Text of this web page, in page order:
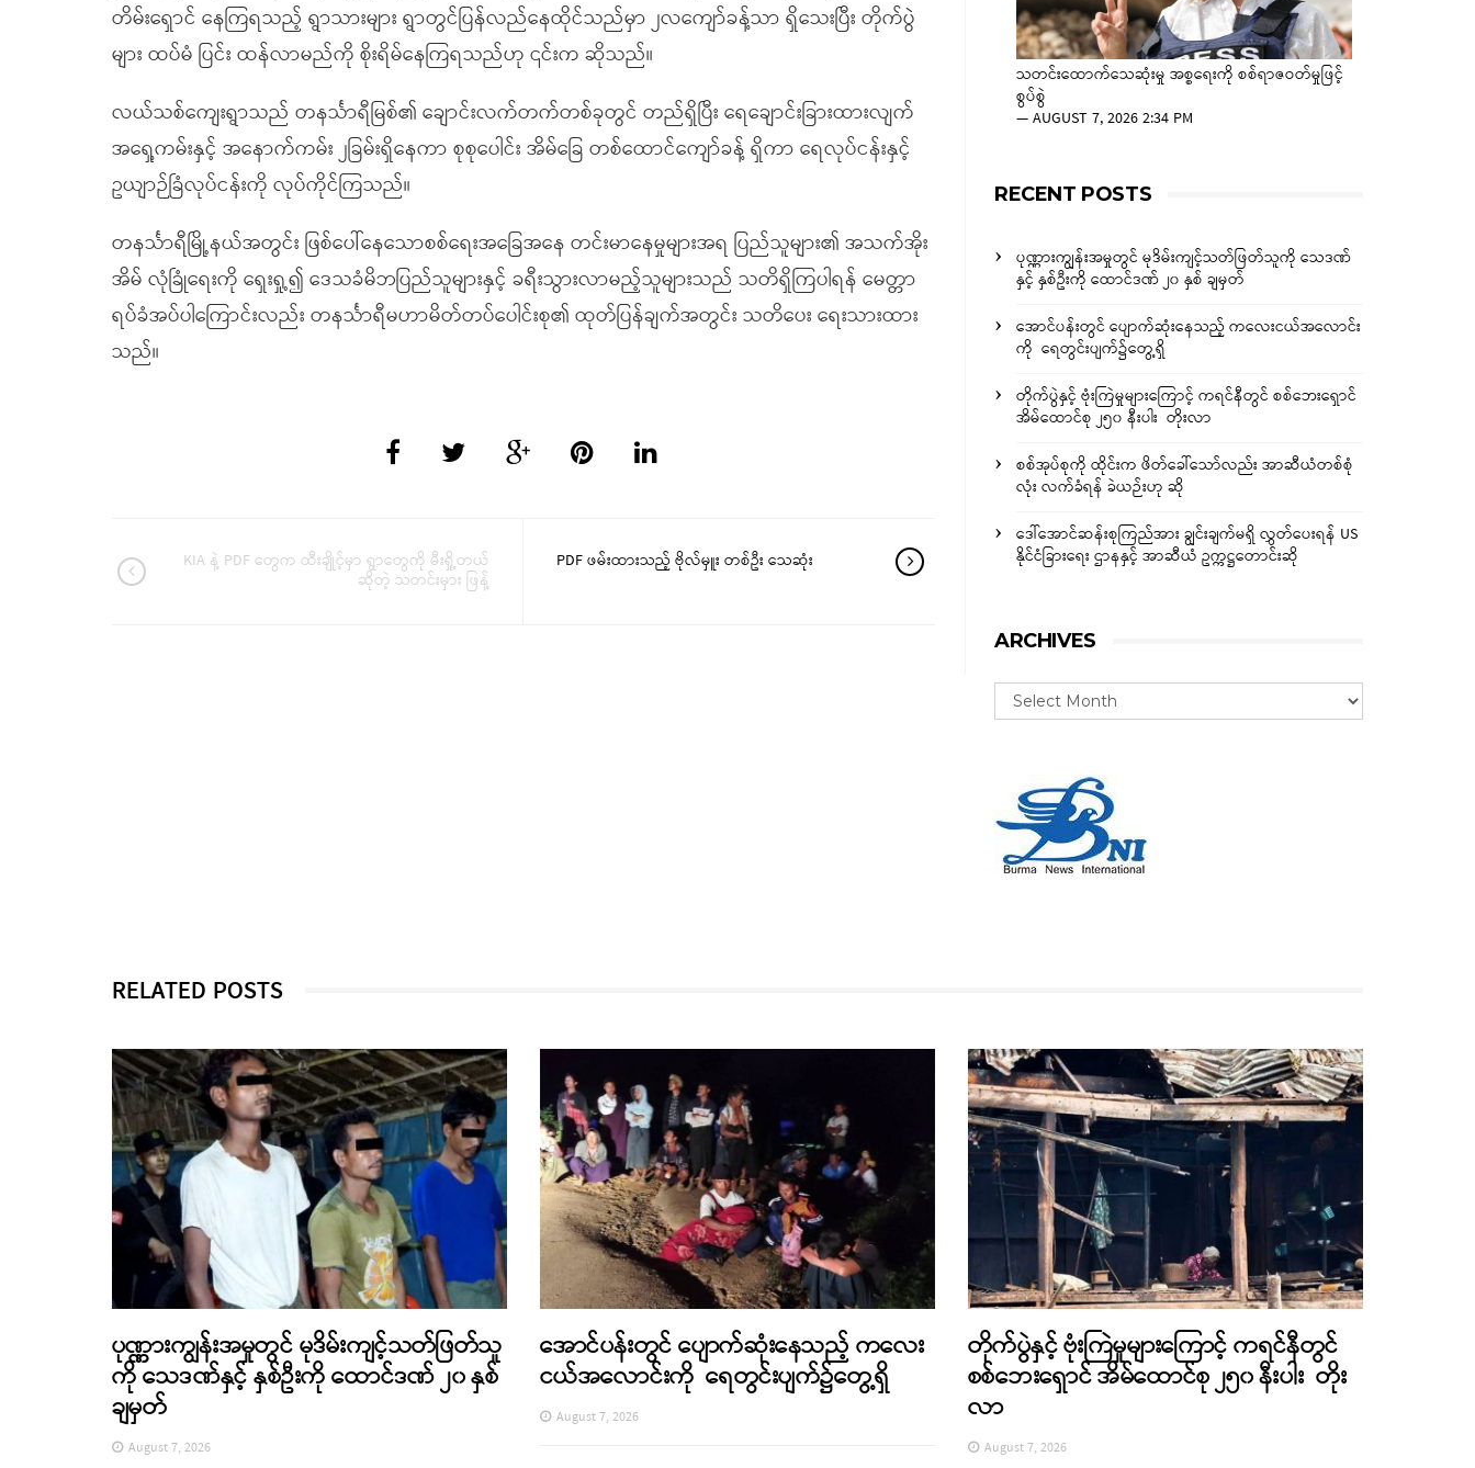
တိမ်းရှောင် နေကြရသည့် ရွာသားများ ရွာတွင်ပြန်လည်နေထိုင်သည်မှာ ၂လကျော်ခန့်သာ ရှိသေးပြီး တိုက်ပွဲ
များ ထပ်မံ ပြင်း ထန်လာမည်ကို စိုးရိမ်နေကြရသည်ဟု ၎င်းက ဆိုသည်။
လယ်သစ်ကျေးရွာသည် တနင်္သာရီမြစ်၏ ချောင်းလက်တက်တစ်ခုတွင် တည်ရှိပြီး ရေချောင်းခြားထားလျက်
အရှေ့ကမ်းနှင့် အနောက်ကမ်း ၂ခြမ်းရှိနေကာ စုစုပေါင်း အိမ်ခြေ တစ်ထောင်ကျော်ခန့် ရှိကာ ရေလုပ်ငန်းနှင့်
ဥယျာဉ်ခြံလုပ်ငန်းကို လုပ်ကိုင်ကြသည်။
တနင်္သာရီမြို့နယ်အတွင်း ဖြစ်ပေါ်နေသောစစ်ရေးအခြေအနေ တင်းမာနေမှုများအရ ပြည်သူများ၏ အသက်အိုး
အိမ် လုံခြုံရေးကို ရှေးရှု့၍ ဒေသခံမိဘပြည်သူများနှင့် ခရီးသွားလာမည့်သူများသည် သတိရှိကြပါရန် မေတ္တာ
ရပ်ခံအပ်ပါကြောင်းလည်း တနင်္သာရီမဟာမိတ်တပ်ပေါင်းစု၏ ထုတ်ပြန်ချက်အတွင်း သတိပေး ရေးသားထား
သည်။
KIA နဲ့ PDF တွေက ထီးချိုင့်မှာ ရွာတွေကို မီးရှို့တယ်
ဆိုတဲ့ သတင်းမှား ဖြန့်
PDF ဖမ်းထားသည့် ဗိုလ်မှူး တစ်ဦး သေဆုံး
သတင်းထောက်သေဆုံးမှု အစ္စရေးကို စစ်ရာဇဝတ်မှုဖြင့်
စွပ်စွဲ
—AUGUST 7, 2026 2:34 PM
RECENT POSTS
ပုဏ္ဏားကျွန်းအမှုတွင် မုဒိမ်းကျင့်သတ်ဖြတ်သူကို သေဒဏ်
နှင့် နှစ်ဦးကို ထောင်ဒဏ် ၂၀ နှစ် ချမှတ်
အောင်ပန်းတွင် ပျောက်ဆုံးနေသည့် ကလေးငယ်အလောင်း
ကို ရေတွင်းပျက်၌တွေ့ရှိ
တိုက်ပွဲနှင့် ဗုံးကြဲမှုများကြောင့် ကရင်နီတွင် စစ်ဘေးရှောင်
အိမ်ထောင်စု ၂၅၀ နီးပါး တိုးလာ
စစ်အုပ်စုကို ထိုင်းက ဖိတ်ခေါ်သော်လည်း အာဆီယံတစ်စုံ
လုံး လက်ခံရန် ခဲယဉ်းဟု ဆို
ဒေါ်အောင်ဆန်းစုကြည်အား ချွင်းချက်မရှိ လွှတ်ပေးရန် US
နိုင်ငံခြားရေး ဌာနနှင့် အာဆီယံ ဥက္ကဋ္ဌတောင်းဆို
ARCHIVES
RELATED POSTS
ပုဏ္ဏားကျွန်းအမှုတွင် မုဒိမ်းကျင့်သတ်ဖြတ်သူ
ကို သေဒဏ်နှင့် နှစ်ဦးကို ထောင်ဒဏ် ၂၀ နှစ်
ချမှတ်
August 7, 2026
အောင်ပန်းတွင် ပျောက်ဆုံးနေသည့် ကလေး
ငယ်အလောင်းကို ရေတွင်းပျက်၌တွေ့ရှိ
August 7, 2026
တိုက်ပွဲနှင့် ဗုံးကြဲမှုများကြောင့် ကရင်နီတွင်
စစ်ဘေးရှောင် အိမ်ထောင်စု ၂၅၀ နီးပါး တိုး
လာ
August 7, 2026